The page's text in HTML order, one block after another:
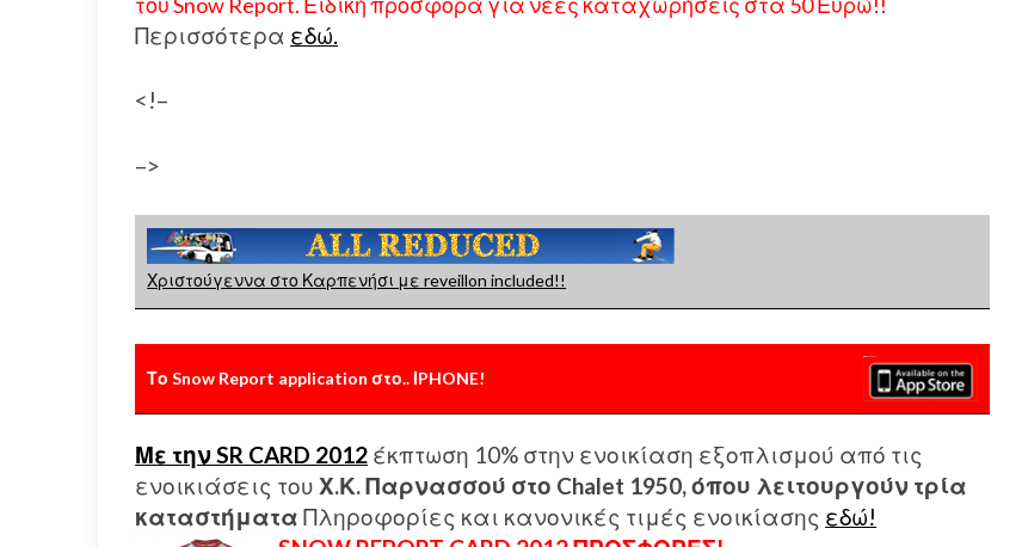
Περισσότερα εδώ.
<!–
–>
Χριστούγεννα στο Καρπενήσι με reveillon included!!
Το Snow Report application στο.. ΙPHONE!
Με την SR CARD 2012 έκπτωση 10% στην ενοικίαση εξοπλισμού από τις
ενοικιάσεις τουΧ.Κ. Παρνασσού στο Chalet 1950, όπου λειτουργούν τρία
καταστήματα Πληροφορίες και κανονικές τιμές ενοικίασης εδώ!